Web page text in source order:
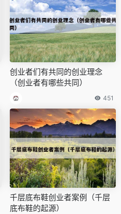
创业者们有共同的创业理念
（创业者有哪些共同）
451
千层底布鞋创业者案例（千层
底布鞋的起源）